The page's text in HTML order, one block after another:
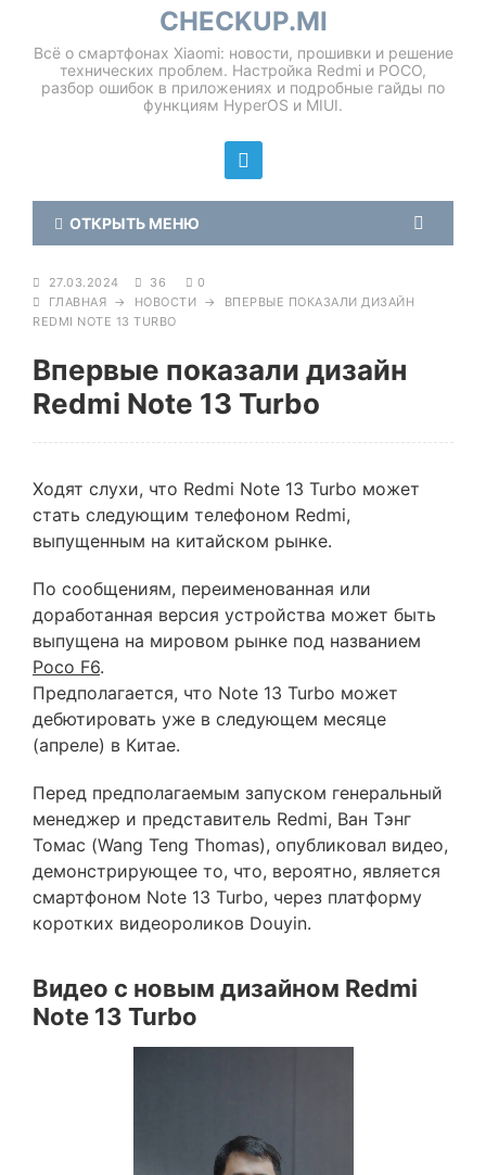
CHECKUP.MI
Всё о смартфонах Xiaomi: новости, прошивки и решение
технических проблем. Настройка Redmi и POCO,
разбор ошибок в приложениях и подробные гайды по
функциям HyperOS и MIUI.
ОТКРЫТЬ МЕНЮ
27.03.2024 36
0
ГЛАВНАЯ → НОВОСТИ →
ВПЕРВЫЕ ПОКАЗАЛИ ДИЗАЙН
REDMI NOTE 13 TURBO
Впервые показали дизайн
Redmi Note 13 Turbo
Ходят слухи, что Redmi Note 13 Turbo может
стать следующим телефоном Redmi,
выпущенным на китайском рынке.
По сообщениям, переименованная или
доработанная версия устройства может быть
выпущена на мировом рынке под названием
Poco F6.
Предполагается, что Note 13 Turbo может
дебютировать уже в следующем месяце
(апреле) в Китае.
Перед предполагаемым запуском генеральный
менеджер и представитель Redmi, Ван Тэнг
Томас (Wang Teng Thomas), опубликовал видео,
демонстрирующее то, что, вероятно, является
смартфоном Note 13 Turbo, через платформу
коротких видеороликов Douyin.
Видео с новым дизайном Redmi
Note 13 Turbo